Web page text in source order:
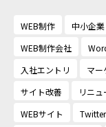
WEB制作 中小企業
WEB制作会社
入社エントリ
マー
サイト改善
リニ
WEBサイト
Twitter